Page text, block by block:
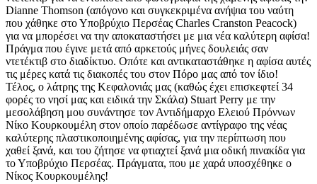
Dianne Thomson (απόγονο και συγκεκριμένα ανήψια του ναύτη
που χάθηκε στο Υποβρύχιο Περσέας Charles Cranston Peacock)
για να μπορέσει να την αποκαταστήσει με μια νέα καλύτερη αφίσα!
Πράγμα που έγινε μετά από αρκετούς μήνες δουλειάς σαν
ντετέκτιβ στο διαδίκτυο. Οπότε και αντικαταστάθηκε η αφίσα αυτές
τις μέρες κατά τις διακοπές του στον Πόρο μας από τον ίδιο!
Τέλος, ο λάτρης της Κεφαλονιάς μας (καθώς έχει επισκεφτεί 34
φορές το νησί μας και ειδικά την Σκάλα) Stuart Perry με την
μεσολάβηση μου συνάντησε τον Αντιδήμαρχο Ελειού Πρόννων
Νίκο Κουρκουμέλη στον οποίο παρέδωσε αντίγραφο της νέας
καλύτερης πλαστικοποιημένης αφίσας, για την περίπτωση που
χαθεί ξανά, και του ζήτησε να φτιαχτεί ξανά μια οδική πινακίδα για
το Υποβρύχιο Περσέας. Πράγματα, που με χαρά υποσχέθηκε ο
Νίκος Κουρκουμέλης!